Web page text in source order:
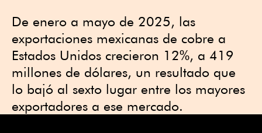
De enero a mayo de 2025, las
exportaciones mexicanas de cobre a
Estados Unidos crecieron 12%, a 419
millones de dólares, un resultado que
lo bajó al sexto lugar entre los mayores
exportadores a ese mercado.